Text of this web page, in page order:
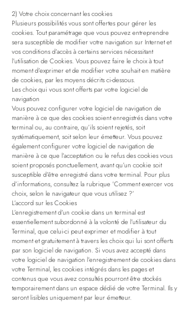
2) Votre choix concernant les cookies
Plusieurs possibilités vous sont offertes pour gérer les
cookies. Tout paramétrage que vous pouvez entreprendre
sera susceptible de modifier votre navigation sur Internet et
vos conditions d’accès à certains services nécessitant
l’utilisation de Cookies. Vous pouvez faire le choix à tout
moment d’exprimer et de modifier votre souhait en matière
de cookies, par les moyens décrits ci-dessous.
Les choix qui vous sont offerts par votre logiciel de
navigation
Vous pouvez configurer votre logiciel de navigation de
manière à ce que des cookies soient enregistrés dans votre
terminal ou, au contraire, qu’ils soient rejetés, soit
systématiquement, soit selon leur émetteur. Vous pouvez
également configurer votre logiciel de navigation de
manière à ce que l’acceptation ou le refus des cookies vous
soient proposés ponctuellement, avant qu’un cookie soit
susceptible d’être enregistré dans votre terminal. Pour plus
d’informations, consultez la rubrique ’Comment exercer vos
choix, selon le navigateur que vous utilisez ?’
L’accord sur les Cookies
L’enregistrement d’un cookie dans un terminal est
essentiellement subordonné à la volonté de l’utilisateur du
Terminal, que celui-ci peut exprimer et modifier à tout
moment et gratuitement à travers les choix qui lui sont offerts
par son logiciel de navigation. Si vous avez accepté dans
votre logiciel de navigation l’enregistrement de cookies dans
votre Terminal, les cookies intégrés dans les pages et
contenus que vous avez consultés pourront être stockés
temporairement dans un espace dédié de votre Terminal. Ils y
seront lisibles uniquement par leur émetteur.